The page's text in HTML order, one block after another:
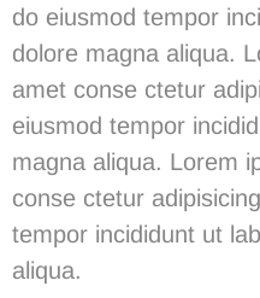
do eiusmod tempor
dolore magna aliqua.
amet conse ctetur
eiusmod tempor
magna aliqua. Lorem
conse ctetur
tempor incididunt ut
aliqua.